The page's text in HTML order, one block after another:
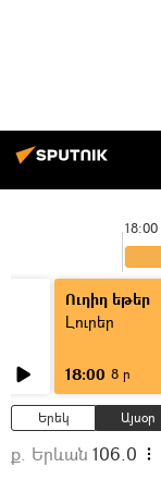
18:00
Ուղիղ եթեր
Լուրեր
18:00 8 ր
Երեկ Այսօր
ք. Երևան 106.0